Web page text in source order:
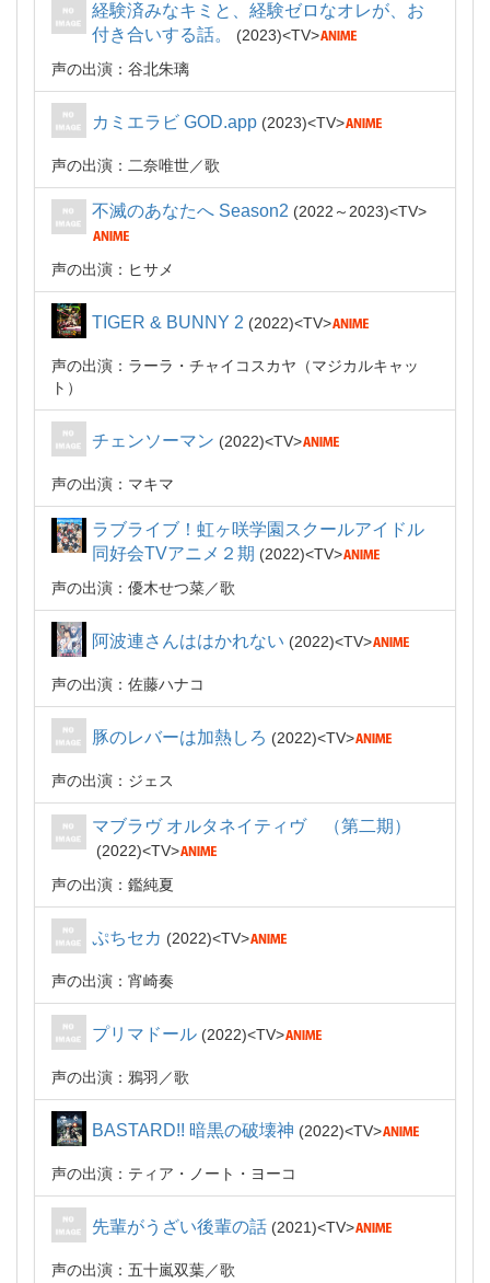
経験済みなキミと、経験ゼロなオレが、お
付き合いする話。
2023
TV
声の出演：谷北朱璃
カミエラビ GOD.app 2023 TV
声の出演：⼆奈唯世 歌
不滅のあなたへ Season2 2022～2023 TV
声の出演：ヒサメ
TIGER & BUNNY 2 2022 TV
声の出演：ラーラ・チャイコスカヤ（マジカルキャッ
ト）
チェンソーマン 2022 TV
声の出演：マキマ
ラブライブ！虹ヶ咲学園スクールアイドル
同好会TVアニメ２期
2022
TV
声の出演：優木せつ菜
歌
阿波連さんははかれない 2022 TV
声の出演：佐藤ハナコ
豚のレバーは加熱しろ 2022 TV
声の出演：ジェス
マブラヴ オルタネイティヴ （第二期）
2022
TV
声の出演：鑑純夏
ぷちセカ 2022 TV
声の出演：宵崎奏
プリマドール 2022 TV
声の出演：鴉羽 歌
BASTARD!! 暗黒の破壊神 2022 TV
声の出演：ティア・ノート・ヨーコ
先輩がうざい後輩の話 2021 TV
声の出演：五十嵐双葉 歌